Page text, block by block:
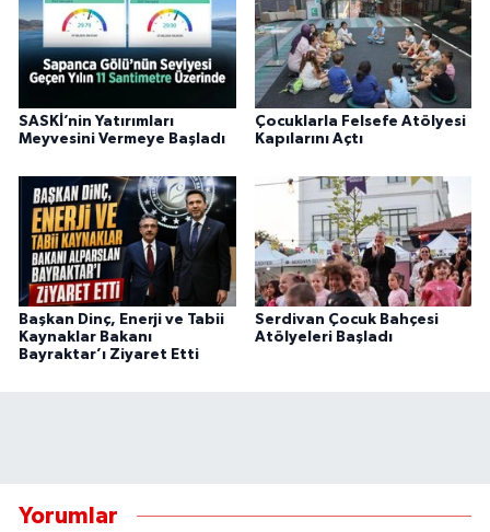
SASKİ’nin Yatırımları
Meyvesini Vermeye Başladı
Çocuklarla Felsefe Atölyesi
Kapılarını Açtı
Başkan Dinç, Enerji ve Tabii
Kaynaklar Bakanı
Bayraktar’ı Ziyaret Etti
Serdivan Çocuk Bahçesi
Atölyeleri Başladı
Yorumlar